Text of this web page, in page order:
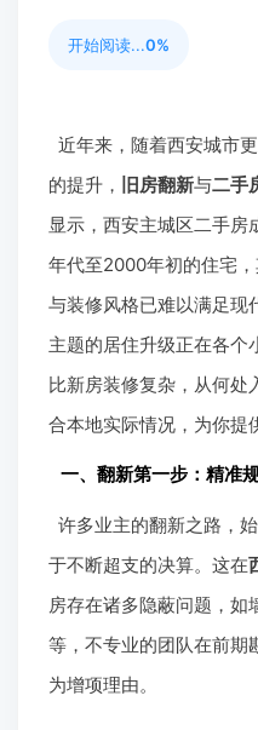
开始阅读...0%
近年来，随着西安城市
的提升， 旧房翻新与二手
显示，西安主城区二手
年代至2000年初的住宅
与装修风格已难以满足现
主题的居住升级正在各个
比新房装修复杂，从何处
合本地实际情况，为你提
一、翻新第一步：精准
许多业主的翻新之路，
于不断超支的决算。这在
房存在诸多隐蔽问题，如
等，不专业的团队在前期
为增项理由。